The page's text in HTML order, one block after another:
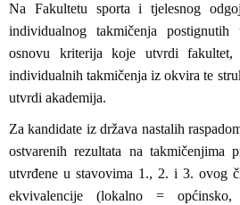
Na Fakultetu sporta i tjelesnog
individualnog takmičenja
osnovu kriterija koje utvrdi fakultet,
individualnih takmičenja iz okvira te
utvrdi akademija.
Za kandidate iz država nastalih
ostvarenih rezultata na takmičenjima
utvrđene u stavovima 1., 2. i 3. ovog
ekvivalencije (lokalno =